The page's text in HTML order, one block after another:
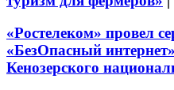
«Ростелеком» провел
«БезОпасный
Кенозерского